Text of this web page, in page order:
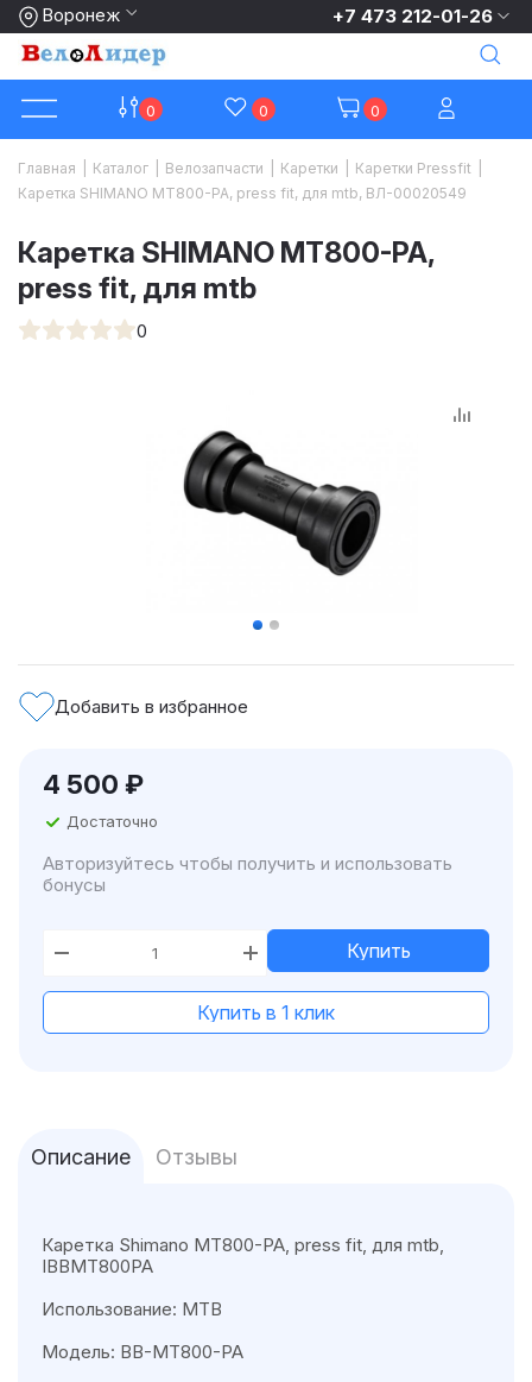
Воронеж +7 473 212-01-26
0 0 0
Главная Каталог Велозапчасти Каретки Каретки Pressfit
Каретка SHIMANO MT800-PA, press fit, для mtb, ВЛ-00020549
Каретка SHIMANO MT800-PA,
press fit, для mtb
0
Добавить в избранное
4 500 ₽
Достаточно
Авторизуйтесь чтобы получить и использовать
бонусы
Купить
Купить в 1 клик
Описание Отзывы
Каретка Shimano MT800-PA, press fit, для mtb,
IBBMT800PA
Использование: MTB
Модель: BB-MT800-PA